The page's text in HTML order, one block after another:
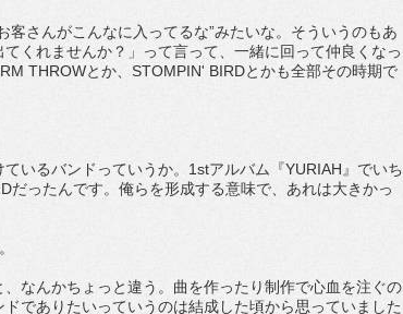
さんがこんなに入ってるな”みたいな。そういうのもあ
くれませんか？」って言って、一緒に回って仲良くなっ
THROWとか、STOMPIN' BIRDとかも全部その時期で
いるバンドっていうか。1stアルバム『YURIAH』でいち
だったんです。俺らを形成する意味で、あれは大きかっ
なんかちょっと違う。曲を作ったり制作で心血を注ぐの
でありたいっていうのは結成した頃から思っていました